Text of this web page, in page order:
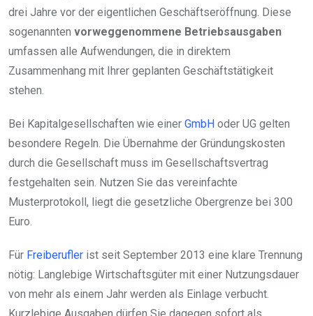
drei Jahre vor der eigentlichen Geschäftseröffnung. Diese
sogenannten vorweggenommene Betriebsausgaben
umfassen alle Aufwendungen, die in direktem
Zusammenhang mit Ihrer geplanten Geschäftstätigkeit
stehen.
Bei Kapitalgesellschaften wie einer GmbH oder UG gelten
besondere Regeln. Die Übernahme der Gründungskosten
durch die Gesellschaft muss im Gesellschaftsvertrag
festgehalten sein. Nutzen Sie das vereinfachte
Musterprotokoll, liegt die gesetzliche Obergrenze bei 300
Euro.
Für Freiberufler ist seit September 2013 eine klare Trennung
nötig: Langlebige Wirtschaftsgüter mit einer Nutzungsdauer
von mehr als einem Jahr werden als Einlage verbucht.